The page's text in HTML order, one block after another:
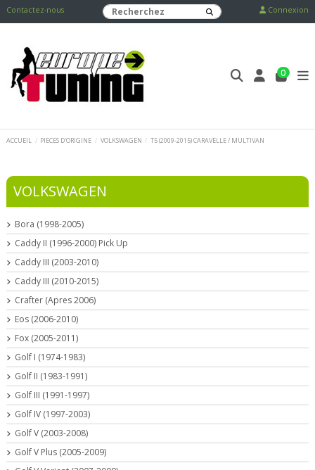
Contactez-nous Connexion
0
ACCUEIL PIECES D'ORIGINE VOLKSWAGEN T5 (2009-2015) CARAVELLE / MULTIVAN
VOLKSWAGEN
Bora (1998-2005)
Caddy II (1996-2000) Pick Up
Caddy III (2003-2010)
Caddy III (2010-2015)
Crafter (Apres 2006)
Eos (2006-2010)
Fox (2005-2011)
Golf I (1974-1983)
Golf II (1983-1991)
Golf III (1991-1997)
Golf IV (1997-2003)
Golf V (2003-2008)
Golf V Plus (2005-2009)